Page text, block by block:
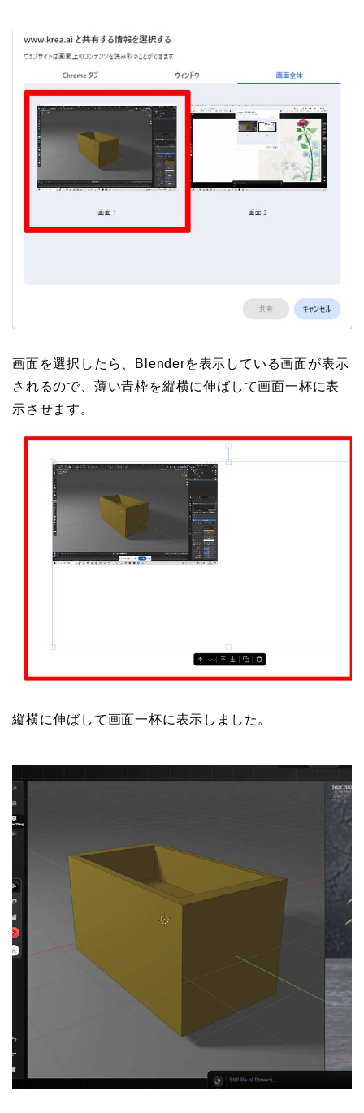
画面を選択したら、Blenderを表示している画面が表示
されるので、薄い青枠を縦横に伸ばして画面一杯に表
示させます。
縦横に伸ばして画面一杯に表示しました。